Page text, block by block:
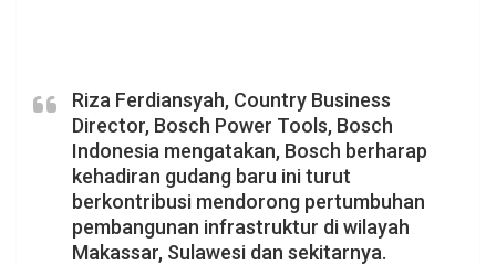
Riza Ferdiansyah, Country Business
Director, Bosch Power Tools, Bosch
Indonesia mengatakan, Bosch berharap
kehadiran gudang baru ini turut
berkontribusi mendorong pertumbuhan
pembangunan infrastruktur di wilayah
Makassar, Sulawesi dan sekitarnya.